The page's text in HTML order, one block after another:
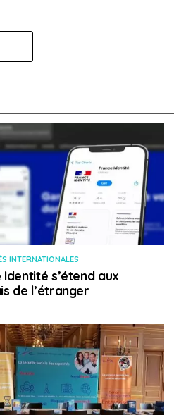
INTERNATIONALES
Identité s’étend aux
de l’étranger